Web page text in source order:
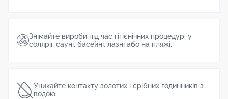
Знімайте вироби під час гігієнічних процедур, у
солярії, сауні, басейні, лазні або на пляжі.
Уникайте контакту золотих і срібних годинників з
водою.